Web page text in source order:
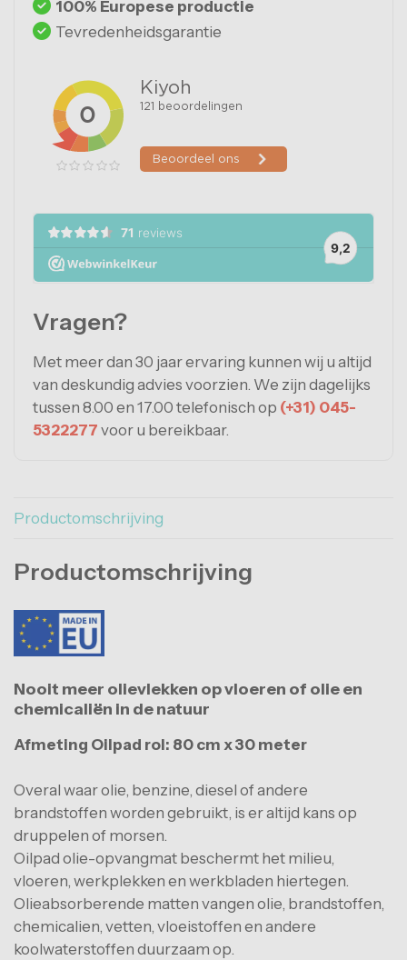
100% Europese productie
Tevredenheidsgarantie
Vragen?
Met meer dan 30 jaar ervaring kunnen wij u altijd
van deskundig advies voorzien. We zijn dagelijks
tussen 8.00 en 17.00 telefonisch op (+31) 045-
5322277 voor u bereikbaar.
Productomschrijving
Productomschrijving
Nooit meer olievlekken op vloeren of olie en
chemicaliën in de natuur
Afmeting Oilpad rol: 80 cm x 30 meter
Overal waar olie, benzine, diesel of andere
brandstoffen worden gebruikt, is er altijd kans op
druppelen of morsen.
Oilpad olie-opvangmat beschermt het milieu,
vloeren, werkplekken en werkbladen hiertegen.
Olieabsorberende matten vangen olie, brandstoffen,
chemicalien, vetten, vloeistoffen en andere
koolwaterstoffen duurzaam op.